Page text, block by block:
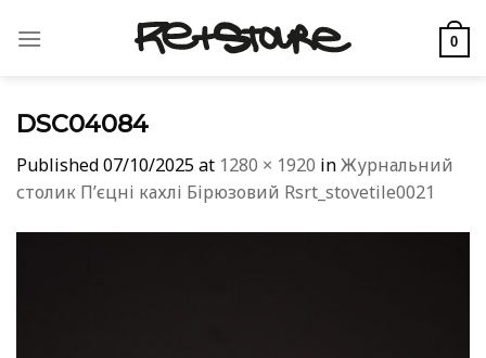
0
DSC04084
Published07/10/2025at 1280 × 1920 inЖурнальний
столик Пʼєцні кахлі Бірюзовий Rsrt_stovetile0021